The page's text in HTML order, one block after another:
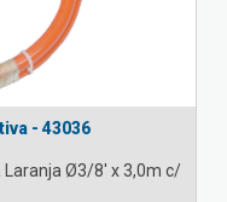
- 43036
Laranja Ø3/8' x 3,0m c/